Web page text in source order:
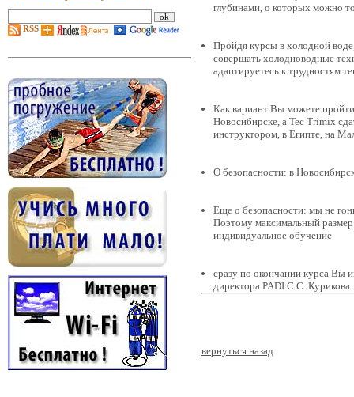
RSS
глубинами, о которых можно
Пройдя курсы в холодной
совершать холодноводные
адаптируетесь к трудностям
Как вариант Вы можете
Новосибирске, а Tec Trimix
инструктором, в Египте, на
О безопасности: в
Еще о безопасности: мы не
Поэтому максимальный
индивидуальное обучение
сразу по окончании курса Вы
директора PADI С.С. Курикова
вернуться назад